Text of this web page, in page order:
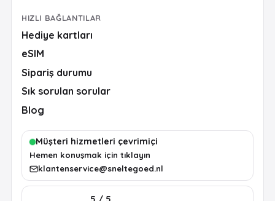
HIZLI BAĞLANTILAR
Hediye kartları
eSIM
Sipariş durumu
Sık sorulan sorular
Blog
Müşteri hizmetleri çevrimiçi
Hemen konuşmak için tıklayın
klantenservice@sneltegoed.nl